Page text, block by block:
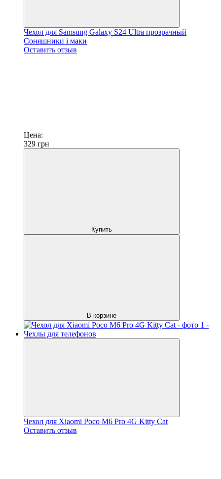
Чехол для Samsung Galaxy S24 Ultra прозрачный
Соняшники і маки
Оставить отзыв
Цена:
329 грн
Купить
В корзине
Чехол для Xiaomi Poco M6 Pro 4G Kitty Cat
Оставить отзыв